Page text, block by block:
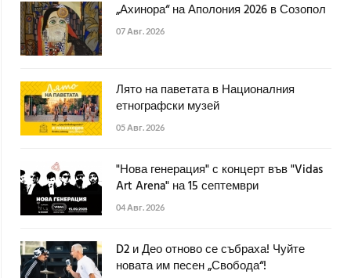
„Ахинора“ на Аполония 2026 в Созопол
07 Авг. 2026
Лято на паветата в Националния
етнографски музей
05 Авг. 2026
"Нова генерация" с концерт във "Vidas
Art Arena" на 15 септември
04 Авг. 2026
D2 и Део отново се събраха! Чуйте
новата им песен „Свобода“!